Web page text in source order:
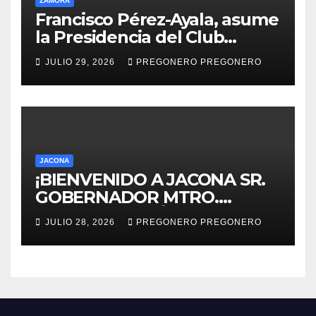
Francisco Pérez-Ayala, asume
la Presidencia del Club
Rotario Zamora Industrial,
para el periodo 2026–2027
JULIO 29, 2026 PREGONERO PREGONERO
JACONA
¡BIENVENIDO A JACONA SR.
GOBERNADOR MTRO.
ALFREDO RAMÍREZ
BEDOLLA!
JULIO 28, 2026 PREGONERO PREGONERO